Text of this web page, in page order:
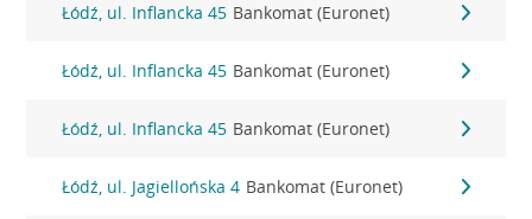
Łódź, ul. Inflancka 45 Bankomat (Euronet)
Łódź, ul. Inflancka 45 Bankomat (Euronet)
Łódź, ul. Inflancka 45 Bankomat (Euronet)
Łódź, ul. Jagiellońska 4 Bankomat (Euronet)